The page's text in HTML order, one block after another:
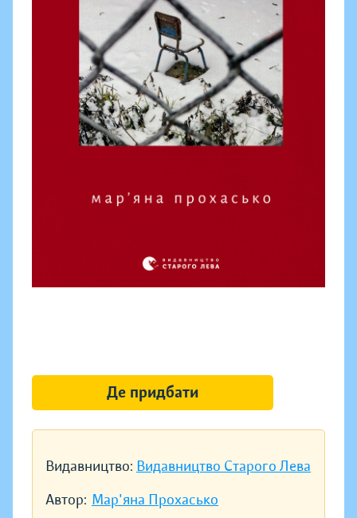
Видавництво: Видавництво Старого Лева
Автор: Мар'яна Прохасько
Де придбати